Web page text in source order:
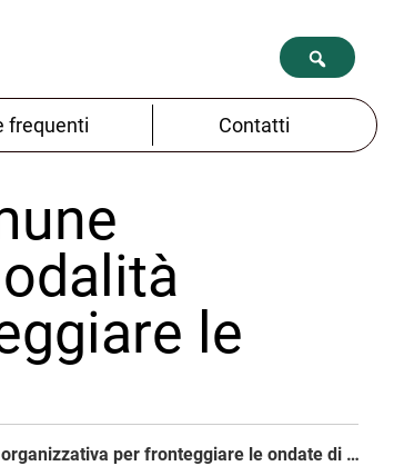
frequenti Contatti
le
Al tavolo di oggi in Comune condivisa una nuova modalità organizzativa per fronteggiare le ondate di calore